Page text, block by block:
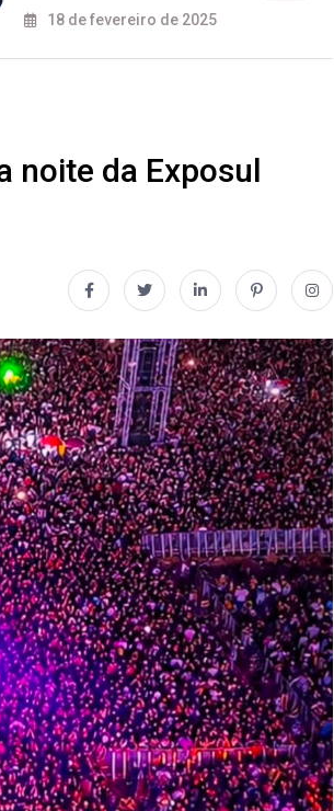
18 de fevereiro de 2025
noite da Exposul